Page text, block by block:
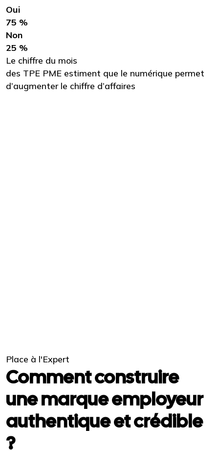
Oui
75 %
Non
25 %
Le chiffre du mois
des TPE PME estiment que le numérique permet
d’augmenter le chiffre d’affaires
Place à l'Expert
Comment construire
une marque employeur
authentique et crédible
?